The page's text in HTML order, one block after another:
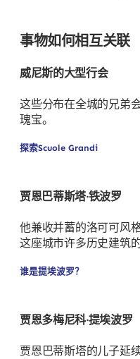
事物如何相互关联
威尼斯的大型行会
这些分布在全城的兄弟
瑰宝。
探索Scuole Grandi
贾恩巴蒂斯塔·铁波罗
他兼收并蓄的洛可可风
这座城市许多历史建筑
谁是提埃波罗？
贾恩多梅尼科·提埃波罗
贾恩巴蒂斯塔的儿子延